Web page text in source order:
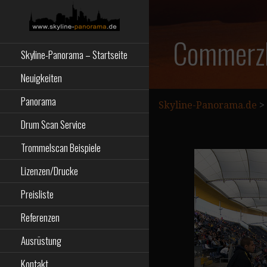
SKYLINE-
PANORAMA.DE
Skyline-Panorama – Startseite
Neuigkeiten
Panorama
Drum Scan Service
Trommelscan Beispiele
Lizenzen/Drucke
Preisliste
Referenzen
Ausrüstung
Kontakt
Skyline-Panorama.de >